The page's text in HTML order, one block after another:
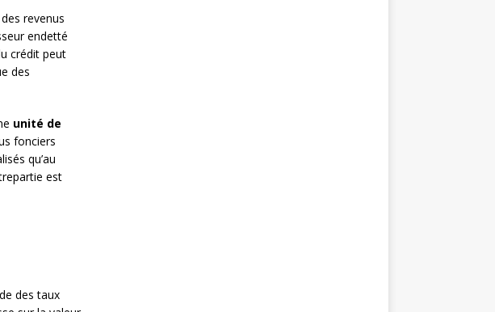
revenus
endetté
crédit peut
des
unité de
fonciers
qu’au
est
des taux